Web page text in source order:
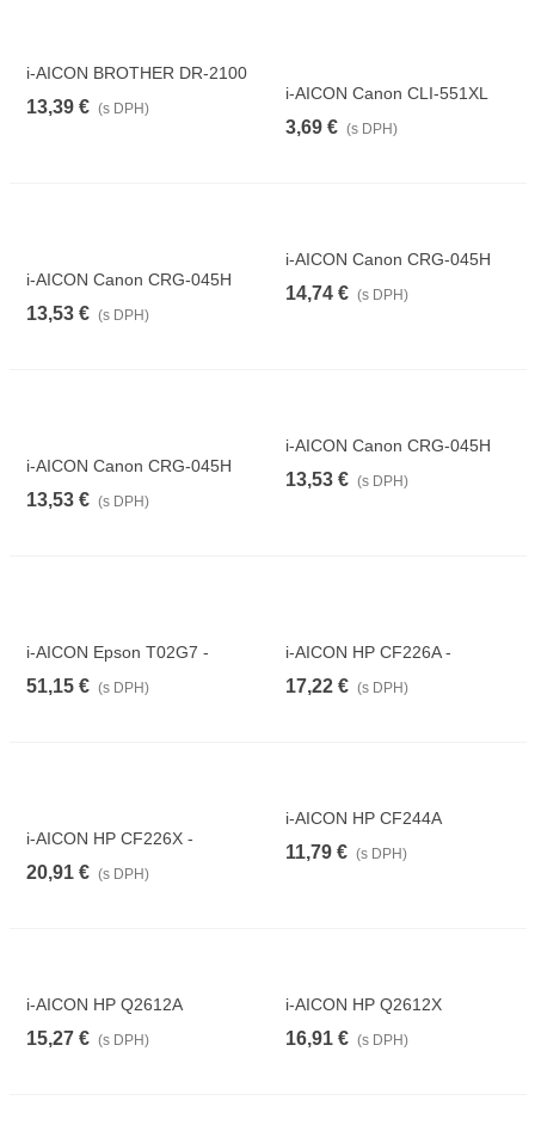
i-AICON BROTHER DR-2100
13,39 € (s DPH)
i-AICON Canon CLI-551XL
Black - kompatibilný
3,69 € (s DPH)
i-AICON Canon CRG-045H
červený
13,53 € (s DPH)
i-AICON Canon CRG-045H
čierny
14,74 € (s DPH)
i-AICON Canon CRG-045H
modrý
13,53 € (s DPH)
i-AICON Canon CRG-045H
žltý
13,53 € (s DPH)
i-AICON Epson T02G7 -
kompatibilný
51,15 € (s DPH)
i-AICON HP CF226A -
kompatibilný
17,22 € (s DPH)
i-AICON HP CF226X -
kompatibilný
20,91 € (s DPH)
i-AICON HP CF244A
11,79 € (s DPH)
i-AICON HP Q2612A
15,27 € (s DPH)
i-AICON HP Q2612X
16,91 € (s DPH)